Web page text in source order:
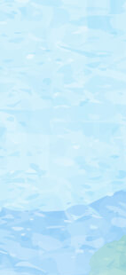
磯
町
の
位